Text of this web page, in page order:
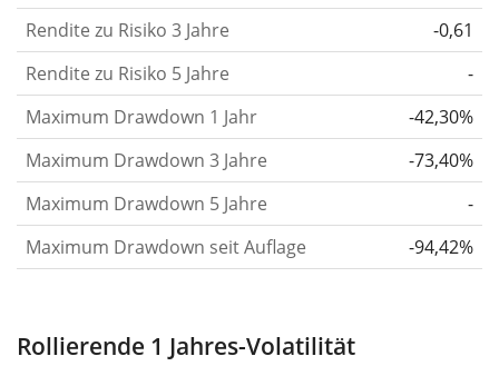
findest du in unserem Artikel:
Risikomass.
Rendite pro Risikofür Zeiträume von 1, 3 und 5
Jahren. Diese Kennzahl ist definiert als die
annualisierte (d. h. auf einen Einjahreszeitraum
umgerechnete) historische Rendite geteilt durch die
historische annualisierte Volatilität.Rendite pro
Risiko setzt die historische Rendite eines
das Ausmass der Kursschwankungen, die man in
Rendite zu Risiko 3 Jahre
-0,61
Rendite zu Risiko 5 Jahre
-
Maximum Drawdown 1 Jahr
-42,30%
Maximum Drawdown 3 Jahre
-73,40%
Maximum Drawdown 5 Jahre
-
Maximum Drawdown seit Auflage
-94,42%
Rollierende 1 Jahres-Volatilität